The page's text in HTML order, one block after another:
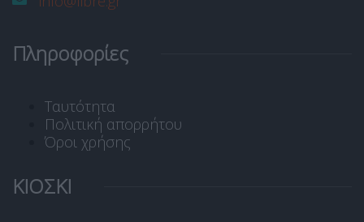
Πληροφορίες
Ταυτότητα
Πολιτική απορρήτου
Όροι χρήσης
ΚΙΟΣΚΙ